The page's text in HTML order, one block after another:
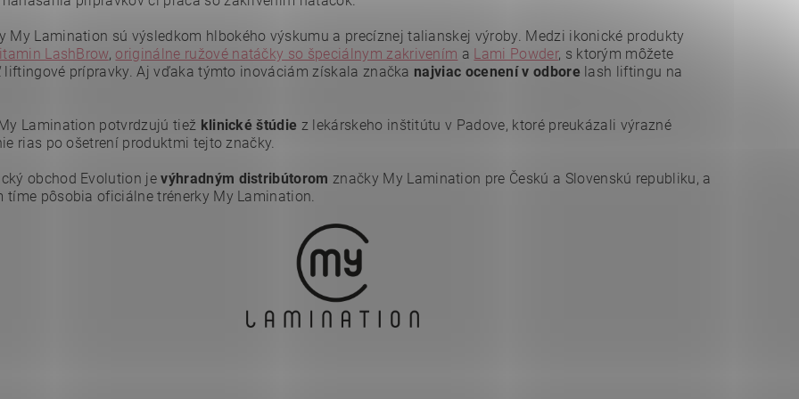
hodnotenie súhlasíte spodmienkami ochrany osobných údajov
My Lamination sú výsledkom hlbokého výskumu a precíznej talianskej výroby. Medzi ikonické produkty
LashBrow, originálne ružové natáčky so špeciálnym zakrivením a Lami Powder, s ktorým môžete
prípravky. Aj vďaka týmto inováciám získala značka najviac ocenení v odbore lash liftingu na
Lamination potvrdzujú tiež klinické štúdie z lekárskeho inštitútu v Padove, ktoré preukázali výrazné
rias po ošetrení produktmi tejto značky.
obchod Evolution jevýhradným distribútorom značky My Lamination pre Českú a Slovenskú republiku, a
tíme pôsobia oficiálne trénerky My Lamination.